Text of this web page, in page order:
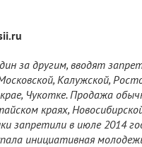
за другим, вводят
Калужской,
Чукотке. Продажа
краях,
запретили в июле 2014
инициативная